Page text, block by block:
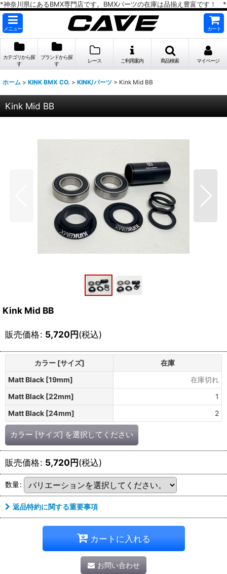
*神奈川県にあるBMX専門店です。BMXパーツの在庫は品揃え豊富です！ *
メニュー カート
カテゴリから探
す
ブランドから探
す
レース ご利用案内 商品検索 マイページ
ホーム > KINK BMX CO. > KINK/パーツ > Kink Mid BB
Kink Mid BB
Kink Mid BB
販売価格: 5,720円(税込)
カラー [サイズ]
在庫
Matt Black [19mm]
在庫切れ
Matt Black [22mm]
1
Matt Black [24mm]
2
カラー [サイズ] を選択してください
販売価格: 5,720円(税込)
数量:
返品特約に関する重要事項
カートに入れる
お問い合わせ